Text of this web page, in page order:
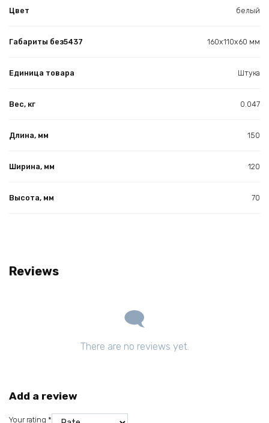
Цвет белый
Габариты без5437 160x110x60 мм
Единица товара Штука
Вес, кг 0.047
Длина, мм 150
Ширина, мм 120
Высота, мм 70
Reviews
There are no reviews yet.
Add a review
Your rating *